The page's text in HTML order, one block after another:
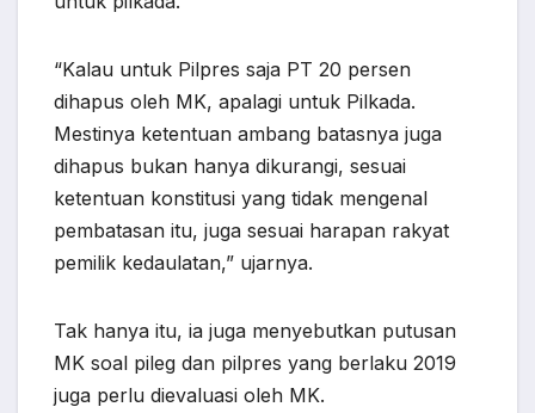
“Kalau untuk Pilpres saja PT 20 persen
dihapus oleh MK, apalagi untuk Pilkada.
Mestinya ketentuan ambang batasnya juga
dihapus bukan hanya dikurangi, sesuai
ketentuan konstitusi yang tidak mengenal
pembatasan itu, juga sesuai harapan rakyat
pemilik kedaulatan,” ujarnya.
Tak hanya itu, ia juga menyebutkan putusan
MK soal pileg dan pilpres yang berlaku 2019
juga perlu dievaluasi oleh MK.